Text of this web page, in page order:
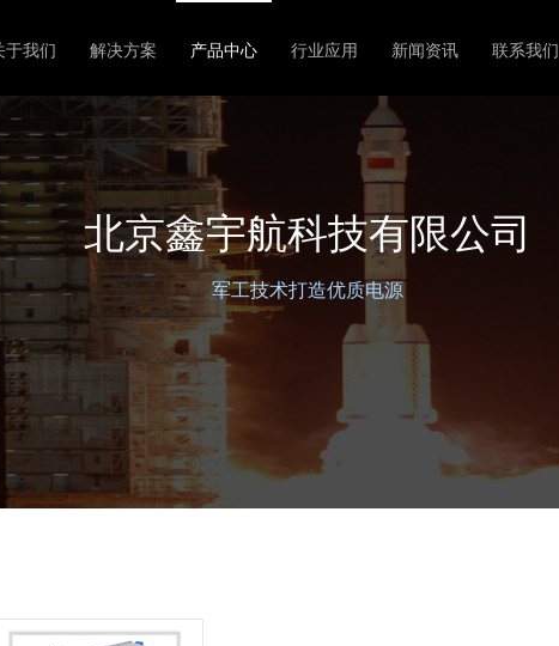
于我们 解决方案 产品中心 行业应用 新闻资讯 联系我们
北京鑫宇航科技有限公司
军工技术打造优质电源